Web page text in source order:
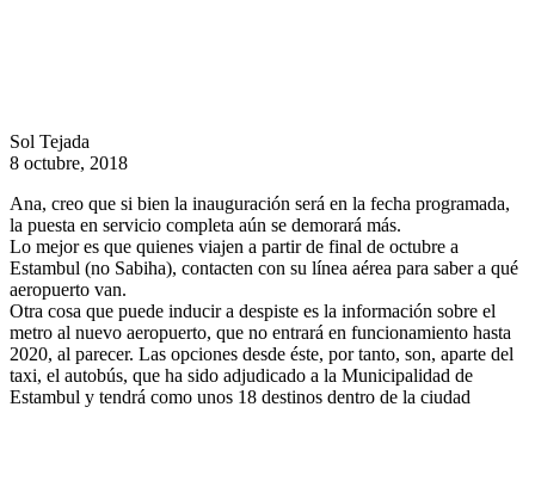
Sol Tejada
8 octubre, 2018
Ana, creo que si bien la inauguración será en la fecha programada,
la puesta en servicio completa aún se demorará más.
Lo mejor es que quienes viajen a partir de final de octubre a
Estambul (no Sabiha), contacten con su línea aérea para saber a qué
aeropuerto van.
Otra cosa que puede inducir a despiste es la información sobre el
metro al nuevo aeropuerto, que no entrará en funcionamiento hasta
2020, al parecer. Las opciones desde éste, por tanto, son, aparte del
taxi, el autobús, que ha sido adjudicado a la Municipalidad de
Estambul y tendrá como unos 18 destinos dentro de la ciudad